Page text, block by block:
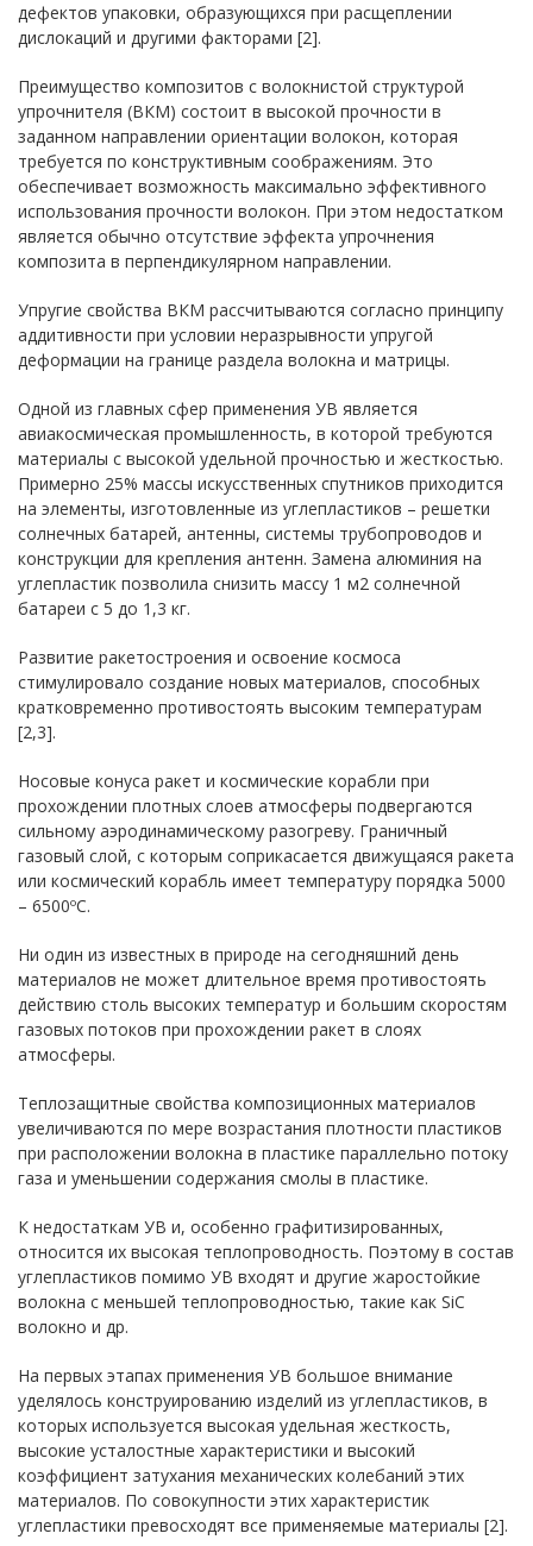
дефектов упаковки, образующихся при расщеплении
дислокаций и другими факторами [2].
Преимущество композитов с волокнистой структурой
упрочнителя (ВКМ) состоит в высокой прочности в
заданном направлении ориентации волокон, которая
требуется по конструктивным соображениям. Это
обеспечивает возможность максимально эффективного
использования прочности волокон. При этом недостатком
является обычно отсутствие эффекта упрочнения
композита в перпендикулярном направлении.
Упругие свойства ВКМ рассчитываются согласно принципу
аддитивности при условии неразрывности упругой
деформации на границе раздела волокна и матрицы.
Одной из главных сфер применения УВ является
авиакосмическая промышленность, в которой требуются
материалы с высокой удельной прочностью и жесткостью.
Примерно 25% массы искусственных спутников приходится
на элементы, изготовленные из углепластиков – решетки
солнечных батарей, антенны, системы трубопроводов и
конструкции для крепления антенн. Замена алюминия на
углепластик позволила снизить массу 1 м2 солнечной
батареи с 5 до 1,3 кг.
Развитие ракетостроения и освоение космоса
стимулировало создание новых материалов, способных
кратковременно противостоять высоким температурам
[2,3].
Носовые конуса ракет и космические корабли при
прохождении плотных слоев атмосферы подвергаются
сильному аэродинамическому разогреву. Граничный
газовый слой, с которым соприкасается движущаяся ракета
или космический корабль имеет температуру порядка 5000
– 6500ºС.
Ни один из известных в природе на сегодняшний день
материалов не может длительное время противостоять
действию столь высоких температур и большим скоростям
газовых потоков при прохождении ракет в слоях
атмосферы.
Теплозащитные свойства композиционных материалов
увеличиваются по мере возрастания плотности пластиков
при расположении волокна в пластике параллельно потоку
газа и уменьшении содержания смолы в пластике.
К недостаткам УВ и, особенно графитизированных,
относится их высокая теплопроводность. Поэтому в состав
углепластиков помимо УВ входят и другие жаростойкие
волокна с меньшей теплопроводностью, такие как SiС
волокно и др.
На первых этапах применения УВ большое внимание
уделялось конструированию изделий из углепластиков, в
которых используется высокая удельная жесткость,
высокие усталостные характеристики и высокий
коэффициент затухания механических колебаний этих
материалов. По совокупности этих характеристик
углепластики превосходят все применяемые материалы [2].